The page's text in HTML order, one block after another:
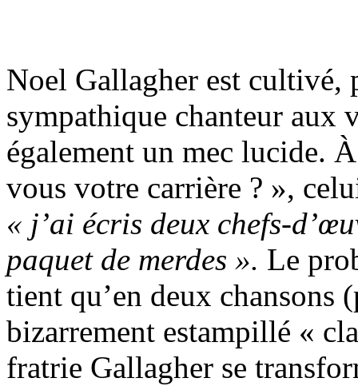
Noel Gallagher est cultivé,
sympathique chanteur
également un mec lucide.
vous votre carrière ? »,
« j’ai écris deux chefs-
paquet de merdes ». Le
tient qu’en deux chansons
bizarrement estampillé «
fratrie Gallagher se